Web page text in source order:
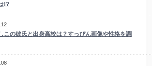
!?
この彼氏と出身高校は？すっぴん画像や性格を調